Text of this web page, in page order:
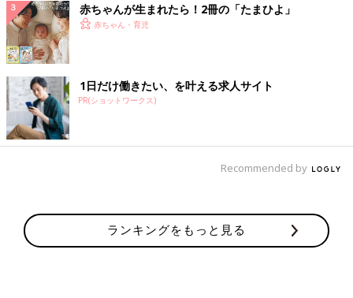
■イラスト・文／横峰沙弥香さん
1984年生まれ。2015年第1子出産を機に、長男の通称“まめ”ちゃ
んとの日々を絵日記にしてインスタグラム
（@sayakayokomine）に投稿し、大人気に。フォロワーは現在
約32万人。17年７月末に第2子、長女の通称“ゆめこ（仮）”ちゃ
んを出産。著書に『まめ日記』（かんき出版）、『まめ日和』
（光文社）があります。
横峰沙弥香さんのきょ
赤ちゃんが生まれたら！2冊の「たまひよ」
赤ちゃん・育児
1日だけ働きたい、を叶える求人サイト
PR(ショットワークス)
Recommended by
ランキングをもっと見る